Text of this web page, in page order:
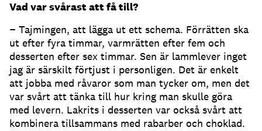
Vad var svårast att få till?
− Tajmingen, att lägga ut ett schema. Förrätten ska
ut efter fyra timmar, varmrätten efter fem och
desserten efter sex timmar. Sen är lammlever inget
jag är särskilt förtjust i personligen. Det är enkelt
att jobba med råvaror som man tycker om, men det
var svårt att tänka till hur kring man skulle göra
med levern. Lakrits i desserten var också svårt att
kombinera tillsammans med rabarber och choklad.